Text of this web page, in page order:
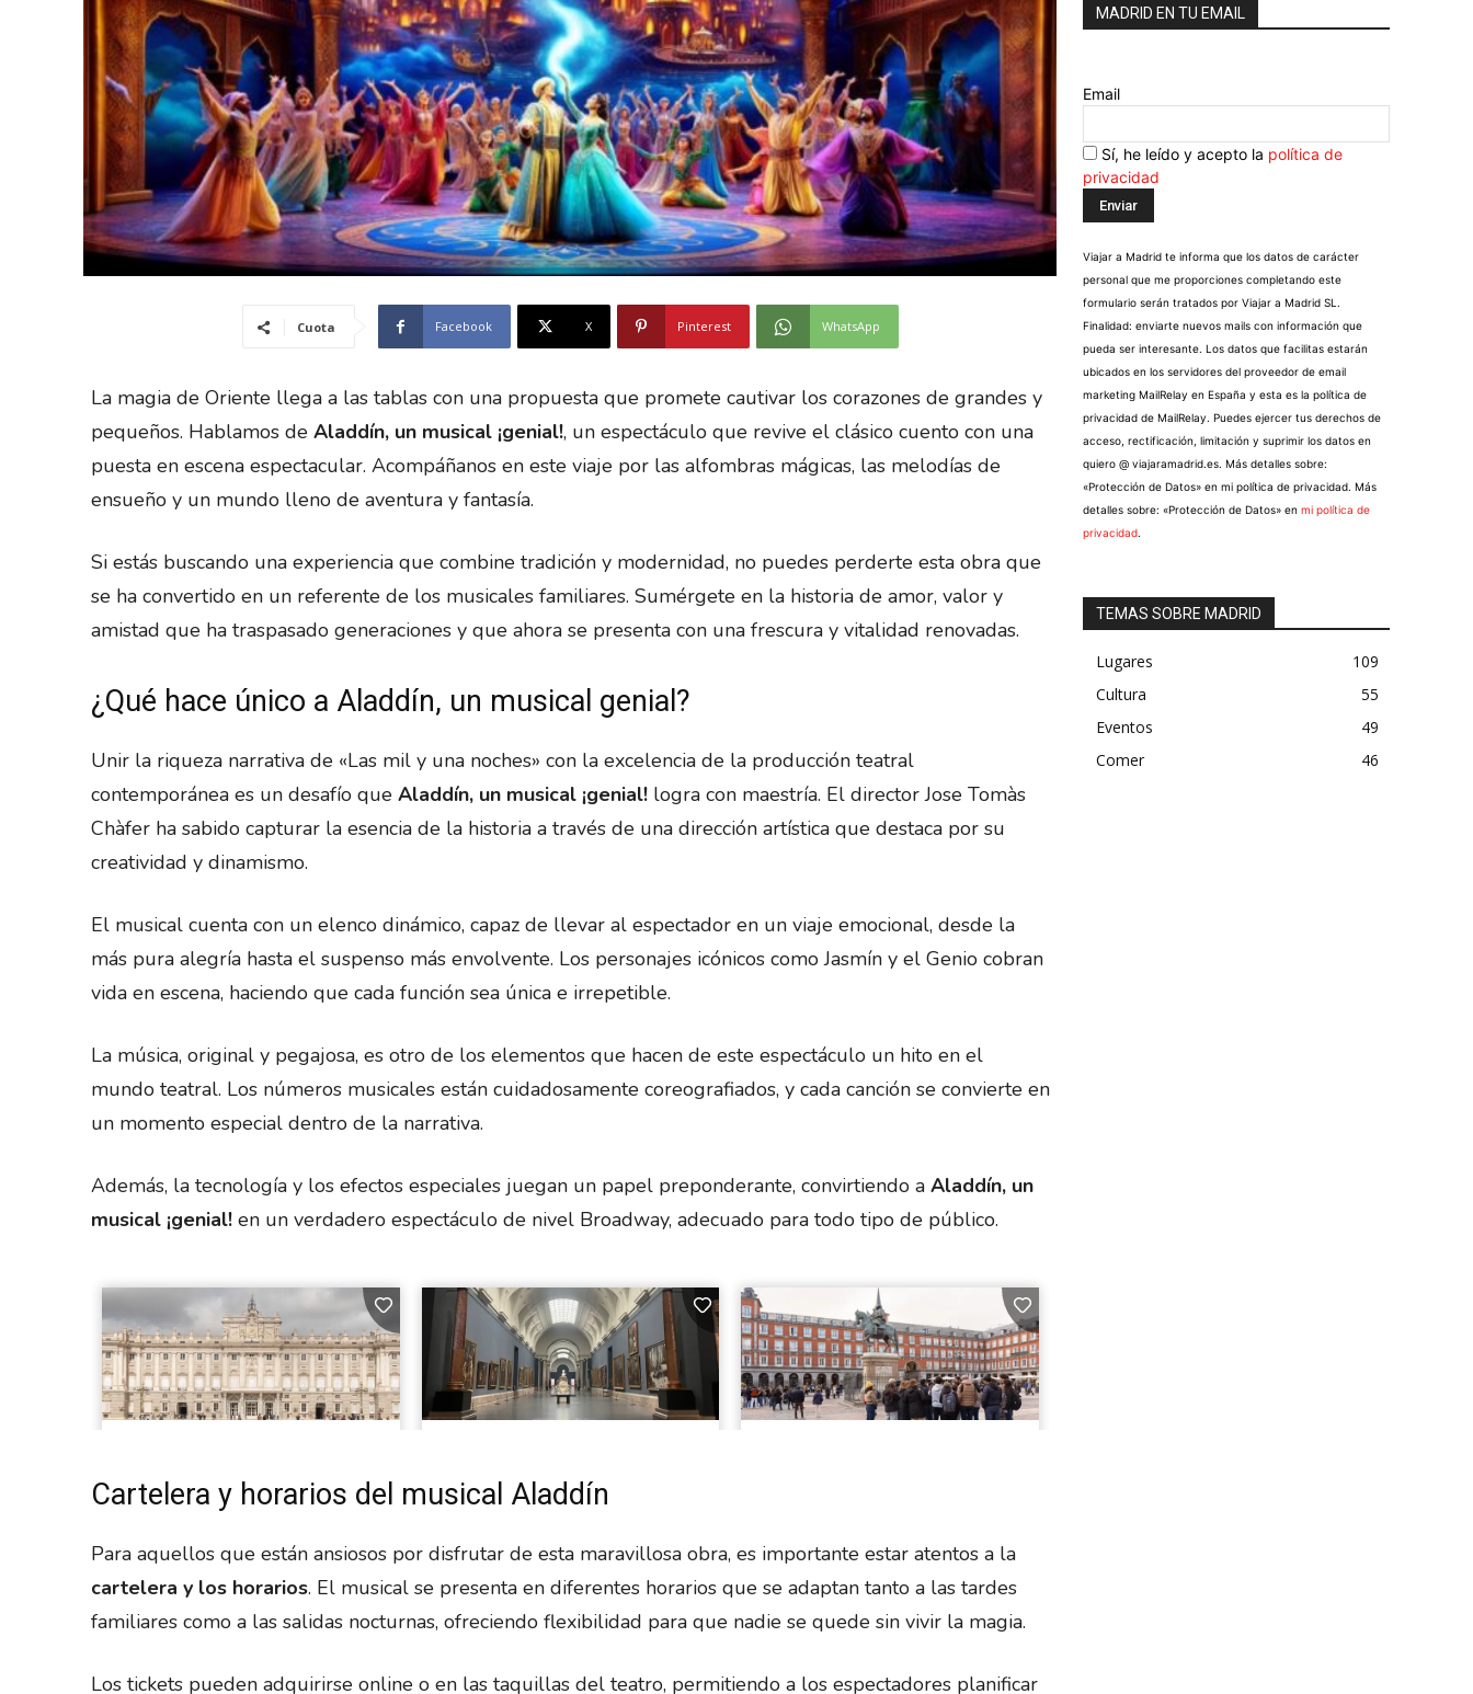
Cuota Facebook X Pinterest WhatsApp
La magia de Oriente llega a las tablas con una propuesta que promete cautivar los corazones de grandes y
pequeños. Hablamos de Aladdín, un musical ¡genial!, un espectáculo que revive el clásico cuento con una
puesta en escena espectacular. Acompáñanos en este viaje por las alfombras mágicas, las melodías de
ensueño y un mundo lleno de aventura y fantasía.
Si estás buscando una experiencia que combine tradición y modernidad, no puedes perderte esta obra que
se ha convertido en un referente de los musicales familiares. Sumérgete en la historia de amor, valor y
amistad que ha traspasado generaciones y que ahora se presenta con una frescura y vitalidad renovadas.
¿Qué hace único a Aladdín, un musical genial?
Unir la riqueza narrativa de «Las mil y una noches» con la excelencia de la producción teatral
contemporánea es un desafío que Aladdín, un musical ¡genial!logra con maestría. El director Jose Tomàs
Chàfer ha sabido capturar la esencia de la historia a través de una dirección artística que destaca por su
creatividad y dinamismo.
El musical cuenta con un elenco dinámico, capaz de llevar al espectador en un viaje emocional, desde la
más pura alegría hasta el suspenso más envolvente. Los personajes icónicos como Jasmín y el Genio cobran
vida en escena, haciendo que cada función sea única e irrepetible.
La música, original y pegajosa, es otro de los elementos que hacen de este espectáculo un hito en el
mundo teatral. Los números musicales están cuidadosamente coreografiados, y cada canción se convierte en
un momento especial dentro de la narrativa.
Además, la tecnología y los efectos especiales juegan un papel preponderante, convirtiendo a Aladdín, un
musical ¡genial!en un verdadero espectáculo de nivel Broadway, adecuado para todo tipo de público.
Cartelera y horarios del musical Aladdín
Para aquellos que están ansiosos por disfrutar de esta maravillosa obra, es importante estar atentos a la
cartelera y los horarios. El musical se presenta en diferentes horarios que se adaptan tanto a las tardes
familiares como a las salidas nocturnas, ofreciendo flexibilidad para que nadie se quede sin vivir la magia.
Los tickets pueden adquirirse online o en las taquillas del teatro, permitiendo a los espectadores planificar
MADRID EN TU EMAIL
Email
Sí, he leído y acepto la política de
privacidad
Viajar a Madrid te informa que los datos de carácter
personal que me proporciones completando este
formulario serán tratados por Viajar a Madrid SL.
Finalidad: enviarte nuevos mails con información que
pueda ser interesante. Los datos que facilitas estarán
ubicados en los servidores del proveedor de email
marketing MailRelay en España y esta es la política de
privacidad de MailRelay. Puedes ejercer tus derechos de
acceso, rectificación, limitación y suprimir los datos en
quiero @ viajaramadrid.es. Más detalles sobre:
«Protección de Datos» en mi política de privacidad. Más
detalles sobre: «Protección de Datos» en mi política de
privacidad.
TEMAS SOBRE MADRID
Lugares
109
Cultura
55
Eventos
49
Comer
46